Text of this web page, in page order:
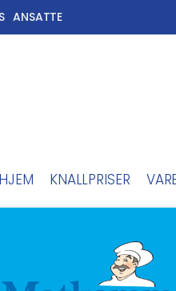
ANSATTE
HJEM KNALLPRISER